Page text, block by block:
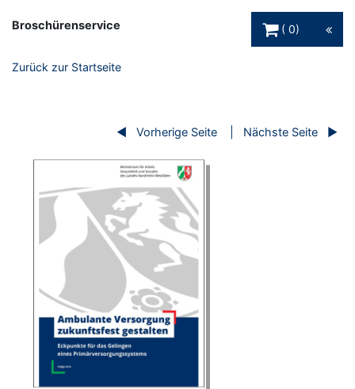
Broschürenservice
0
Zurück zur Startseite
Vorherige Seite Nächste Seite